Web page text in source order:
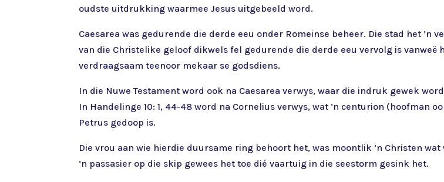
oudste uitdrukking waarmee Jesus uitgebeeld word.
Caesarea was gedurende die derde eeu onder Romeinse beheer. Die stad het ’n
van die Christelike geloof dikwels fel gedurende die derde eeu vervolg is vanweë
verdraagsaam teenoor mekaar se godsdiens.
In die Nuwe Testament word ook na Caesarea verwys, waar die indruk gewek
In Handelinge 10: 1, 44-48 word na Cornelius verwys, wat ’n centurion (hoofman
Petrus gedoop is.
Die vrou aan wie hierdie duursame ring behoort het, was moontlik ’n Christen
’n passasier op die skip gewees het toe dié vaartuig in die seestorm gesink het.